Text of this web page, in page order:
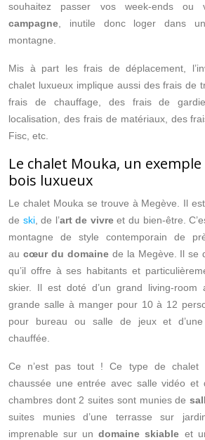
souhaitez passer vos week-ends ou
campagne , inutile donc loger dans
montagne.
Mis à part les frais de déplacement,
chalet luxueux implique aussi des frais de
frais de chauffage, des frais de
localisation, des frais de matériaux, des
Fisc, etc.
Le chalet Mouka, un
bois luxueux
Le chalet Mouka se trouve à Megève. Il
de ski, de l’art de vivreet du bien-être.
montagne de style contemporain de
au cœur du domaine de la Megève. Il se
qu’il offre à ses habitants et
skier. Il est doté d’un grand living-room
grande salle à manger pour 10 à 12
pour bureau ou salle de jeux et
chauffée.
Ce n’est pas tout ! Ce type de chalet
chaussée une entrée avec salle vidéo et
chambres dont 2 suites sont munies de
suites munies d’une terrasse sur
imprenable sur undomaine skiable et